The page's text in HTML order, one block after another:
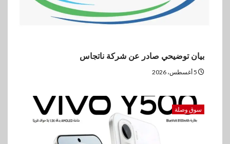
بيان توضيحي صادر عن شركة ناتجاس
سوق وصلة